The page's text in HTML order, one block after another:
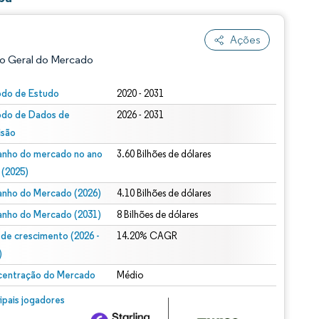
Ações
Geral do Mercado
de Estudo 2020 - 2031
de Dados de
2026 - 2031
do mercado no ano
3.60 Bilhões de dólares
do Mercado (2026) 4.10 Bilhões de dólares
do Mercado (2031) 8 Bilhões de dólares
de crescimento (2026 -
14.20% CAGR
do Mercado Médio
jogadores
© Mordor Intelligence. O reuso requer atribuição conforme CC BY 4.0.
conforme CC BY 4.0.